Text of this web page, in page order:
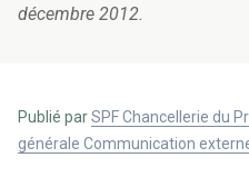
décembre 2012.
Publié parSPF Chancellerie du
générale Communication